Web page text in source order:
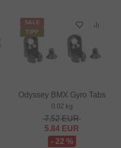
SALE
TIPP
Odyssey BMX Gyro Tabs
0.02 kg
7.52EUR
5.84 EUR
- 22 %